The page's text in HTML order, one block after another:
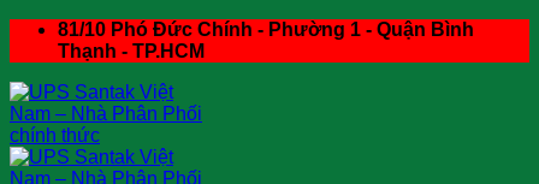
Skip
81/10 Phó Đức Chính - Phường 1 - Quận Bình
Thạnh - TP.HCM